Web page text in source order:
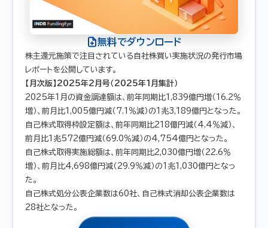
無料でダウンロード
株主還元施策で注目されている自社株買い実施状況の発行市場
レポートを公開しています。
【月次版】2025年2月号（2025年1月集計）
2025年1月の資金調達額は、前年同期比1,839億円増（16.2％
増）、前月比1,005億円減（7.1％減）の1兆3,189億円となった。
自己株式取得枠設定額は、前年同期比218億円減（4.4％減）、
前月比1兆572億円減（69.0％減）の4,754億円となった。
自己株式取得実施総額は、前年同期比2,030億円増（22.6％
増）、前月比4,698億円減（29.9％減）の1兆1,030億円となっ
た。
自己株式処分公表企業数は60社、自己株式消却公表企業数は
28社となった。